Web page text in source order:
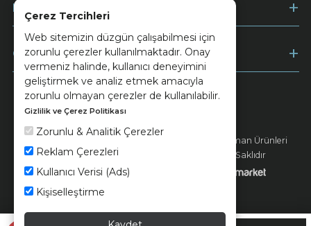
Çerez Tercihleri
Web sitemizin düzgün çalışabilmesi için
zorunlu çerezler kullanılmaktadır. Onay
vermeniz halinde, kullanıcı deneyimini
geliştirmek ve analiz etmek amacıyla
zorunlu olmayan çerezler de kullanılabilir.
Gizlilik ve Çerez Politikası
Zorunlu & Analitik Çerezler
Reklam Çerezleri
Kullanıcı Verisi (Ads)
Kişiselleştirme
Müşteri Hizmetleri
Ödeme
Keramika Kvkk ve Çerez Politikası
© 2026 Ünsa Madencilik Turizm Enerji Seramik Orman Ürünleri
Elektrik Üretim San. ve Tic. A.Ş. - Tüm Hakları Saklıdır